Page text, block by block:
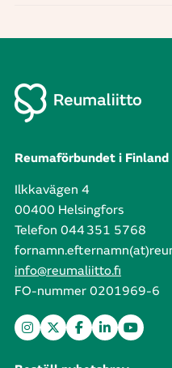
Reumaförbundet i Finland
Ilkkavägen 4
00400 Helsingfors
Telefon 044 351 5768
info@reumaliitto.fi
FO-nummer 0201969-6